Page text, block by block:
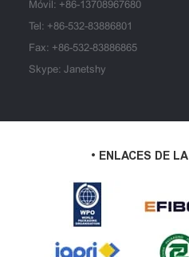
Móvil: +86-13708967680
Tel: +86-532-83886801
Fax: +86-532-83886865
Skype: Janetshy
• ENLACES DE